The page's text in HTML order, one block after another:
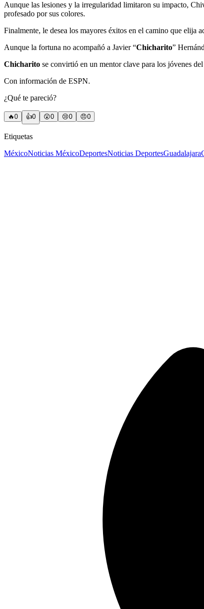
Aunque las lesiones y la irregularidad limitaron su impacto,
profesado por sus colores.
Finalmente, le desea los mayores éxitos en el camino que elija
Aunque la fortuna no acompañó a Javier “Chicharito”
Chicharito se convirtió en un mentor clave para los jóvenes
Con información de ESPN.
¿Qué te pareció?
🔥0 👍0 😲0 😢0 😠0
Etiquetas
MéxicoNoticias MéxicoDeportesNoticias DeportesGuadalajara